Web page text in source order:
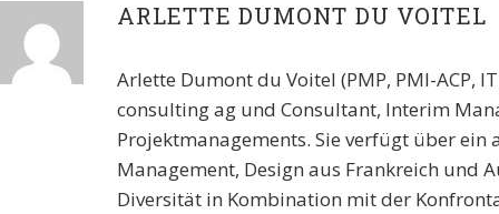
ARLETTE DUMONT DU VOITEL
Arlette Dumont du Voitel (PMP, PMI-ACP,
consulting ag und Consultant, Interim
Projektmanagements. Sie verfügt über ein
Management, Design aus Frankreich und
Diversität in Kombination mit der